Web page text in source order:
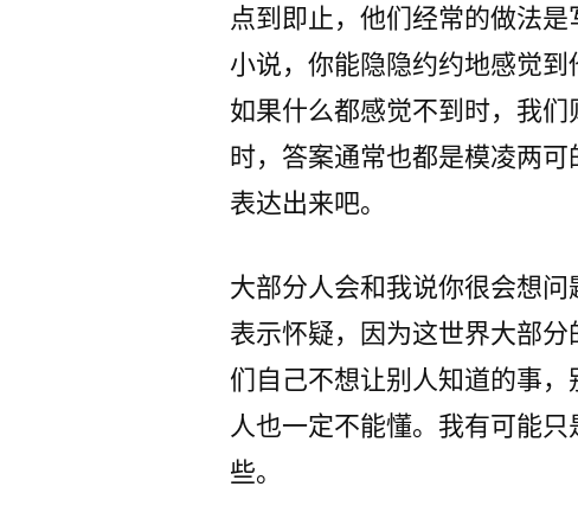
点到即止，他们经常的做法
小说，你能隐隐约约地感觉到
如果什么都感觉不到时，我
时，答案通常也都是模凌两
表达出来吧。
大部分人会和我说你很会想
表示怀疑，因为这世界大部
们自己不想让别人知道的事
人也一定不能懂。我有可能
些。